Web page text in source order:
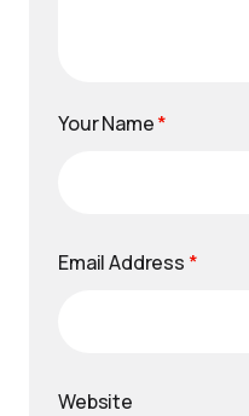
Your Name*
Email Address *
Website